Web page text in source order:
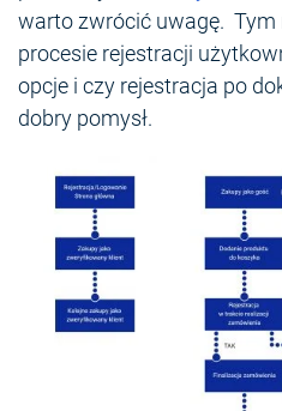
warto zwrócić uwagę.
procesie rejestracji
opcje i czy rejestracja po
dobry pomysł.